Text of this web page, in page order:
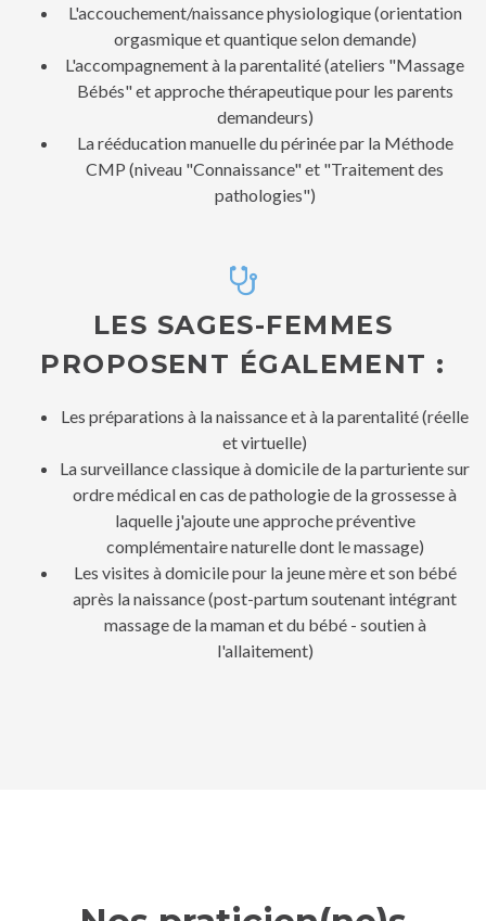
L'accouchement/naissance physiologique (orientation
orgasmique et quantique selon demande)
L'accompagnement à la parentalité (ateliers "Massage
Bébés" et approche thérapeutique pour les parents
demandeurs)
La rééducation manuelle du périnée par la Méthode
CMP (niveau "Connaissance" et "Traitement des
pathologies")
LES SAGES-FEMMES
PROPOSENT ÉGALEMENT :
Les préparations à la naissance et à la parentalité (réelle
et virtuelle)
La surveillance classique à domicile de la parturiente sur
ordre médical en cas de pathologie de la grossesse à
laquelle j'ajoute une approche préventive
complémentaire naturelle dont le massage)
Les visites à domicile pour la jeune mère et son bébé
après la naissance (post-partum soutenant intégrant
massage de la maman et du bébé - soutien à
l'allaitement)